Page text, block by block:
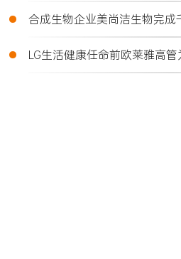
• 合成生物企业美尚洁生物完成
• LG生活健康任命前欧莱雅高管